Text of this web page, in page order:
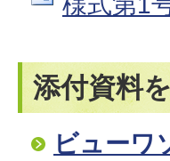
添付資料
ビューワ